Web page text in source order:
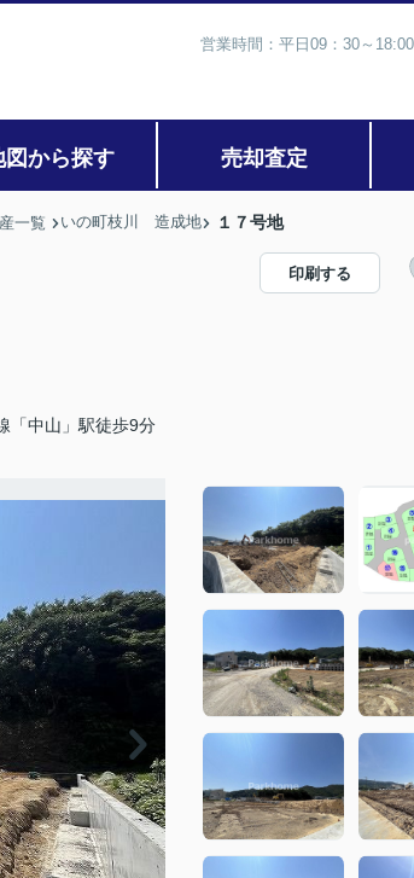
営業時間：平日09：30～
図から探す 売却査定
一覧 いの町枝川 造成地 １７号地
「中山」駅徒歩9分
印刷する